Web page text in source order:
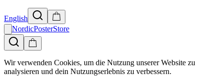
English
NordicPosterStore
Wir verwenden Cookies, um die Nutzung unserer Website zu
analysieren und dein Nutzungserlebnis zu verbessern.